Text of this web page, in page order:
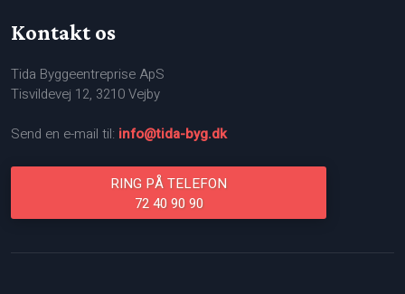
Kontakt os
Tida Byggeentreprise ApS
Tisvildevej 12, 3210 Vejby
Send en e-mail til: info@tida-byg.​dk
RING PÅ TELEFON
​72 40 90 90